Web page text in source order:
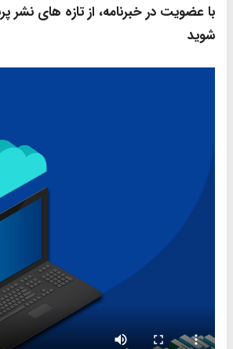
با عضویت در خبرنامه، از تازه‌ های نشر
شوید